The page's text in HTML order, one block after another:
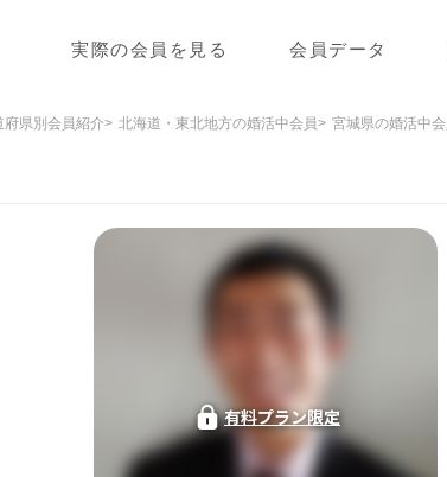
実際の会員を見る 会員データ
府県別会員紹介 北海道・東北地方の婚活中会員 宮城県の婚活中会
有料プラン限定